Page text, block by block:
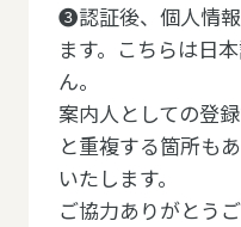
❸認証後、個人情
ます。こちらは日
ん。
案内人としての登
と重複する箇所も
いたします。
ご協力ありがとう